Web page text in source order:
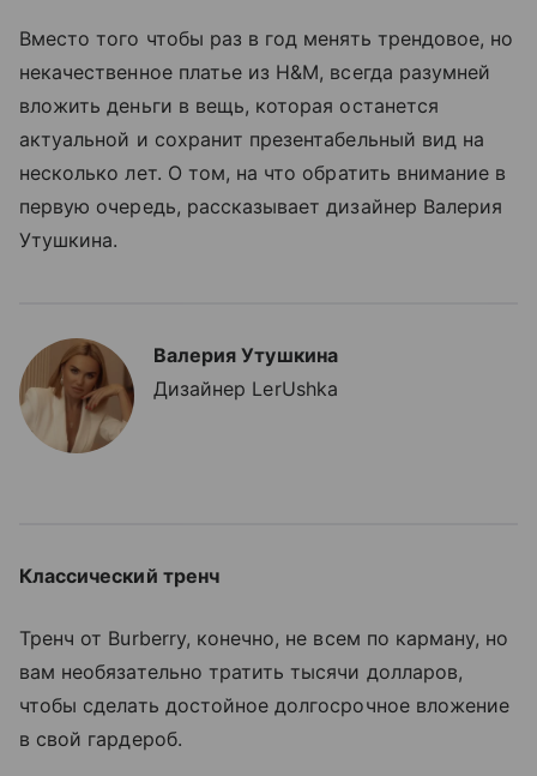
Вместо того чтобы раз в год менять трендовое, но
некачественное платье из H&M, всегда разумней
вложить деньги в вещь, которая останется
актуальной и сохранит презентабельный вид на
несколько лет. О том, на что обратить внимание в
первую очередь, рассказывает дизайнер Валерия
Утушкина.
Валерия Утушкина
Дизайнер LerUshka
Классический тренч
Тренч от Burberry, конечно, не всем по карману, но
вам необязательно тратить тысячи долларов,
чтобы сделать достойное долгосрочное вложение
в свой гардероб.